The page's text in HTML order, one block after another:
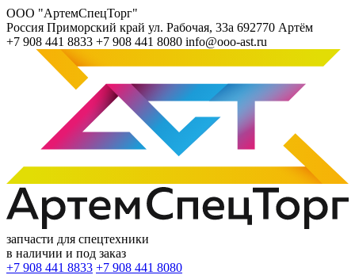
ООО "АртемСпецТорг"
Россия Приморский край ул. Рабочая, 33а 692770 Артём
+7 908 441 8833 +7 908 441 8080 info@ooo-ast.ru
запчасти для спецтехники
в наличии и под заказ
+7 908 441 8833 +7 908 441 8080